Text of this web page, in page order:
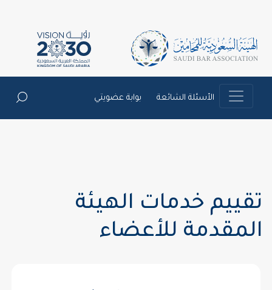
الأسئلة الشائعة بوابة عضويتي
تقييم خدمات الهيئة
المقدمة للأعضاء